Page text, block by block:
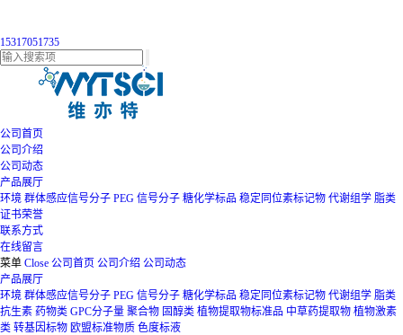
15317051735
公司首页
公司介绍
公司动态
产品展厅
环境 群体感应信号分子 PEG 信号分子 糖化学标品 稳定同位素标记物 代谢组学 脂类
证书荣誉
联系方式
在线留言
菜单 Close 公司首页 公司介绍 公司动态
产品展厅
环境 群体感应信号分子 PEG 信号分子 糖化学标品 稳定同位素标记物 代谢组学 脂类
抗生素 药物类 GPC分子量 聚合物 固醇类 植物提取物标准品 中草药提取物 植物激素
类 转基因标物 欧盟标准物质 色度标液